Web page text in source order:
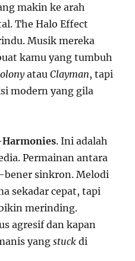
makin ke arah
The Halo Effect
Musik mereka
kamu yang tumbuh
atauClayman, tapi
modern yang gila
. Ini adalah
Permainan antara
bener sinkron. Melodi
sekadar cepat, tapi
merinding.
agresif dan kapan
yangstuck di